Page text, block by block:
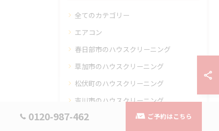
全てのカテゴリー
エアコン
春日部市のハウスクリーニング
草加市のハウスクリーニング
松伏町のハウスクリーニング
吉川市のハウスクリーニング
お客様の声
0120-987-462 ご予約はこちら